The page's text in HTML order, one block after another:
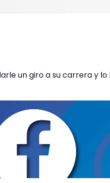
un giro a su carrera y lo